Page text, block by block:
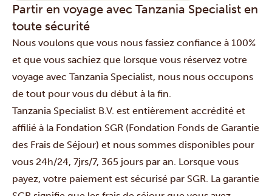
Partir en voyage avec Tanzania Specialist en
toute sécurité
Nous voulons que vous nous fassiez confiance à 100%
et que vous sachiez que lorsque vous réservez votre
voyage avec Tanzania Specialist, nous nous occupons
de tout pour vous du début à la fin.
Tanzania Specialist B.V. est entièrement accrédité et
affilié à la Fondation SGR (Fondation Fonds de Garantie
des Frais de Séjour) et nous sommes disponibles pour
vous 24h/24, 7jrs/7, 365 jours par an. Lorsque vous
payez, votre paiement est sécurisé par SGR. La garantie